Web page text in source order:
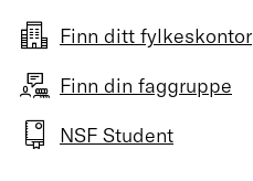
Finn ditt fylkeskontor
Finn din faggruppe
NSF Student